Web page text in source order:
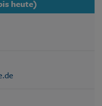
heute)